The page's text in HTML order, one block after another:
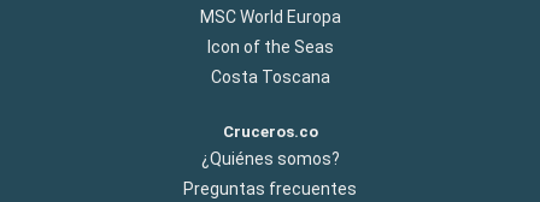
MSC World Europa
Icon of the Seas
Costa Toscana
Cruceros.co
¿Quiénes somos?
Preguntas frecuentes